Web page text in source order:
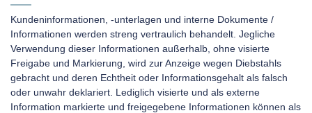
Kundeninformationen, -unterlagen und interne Dokumente /
Informationen werden streng vertraulich behandelt. Jegliche
Verwendung dieser Informationen außerhalb, ohne visierte
Freigabe und Markierung, wird zur Anzeige wegen Diebstahls
gebracht und deren Echtheit oder Informationsgehalt als falsch
oder unwahr deklariert. Lediglich visierte und als externe
Information markierte und freigegebene Informationen können als